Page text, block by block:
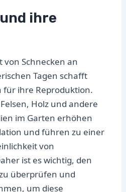
ihre
von Schnecken an
Tagen schafft
für ihre Reproduktion.
Holz und andere
im Garten erhöhen
und führen zu einer
von
ist es wichtig, den
überprüfen und
um diese